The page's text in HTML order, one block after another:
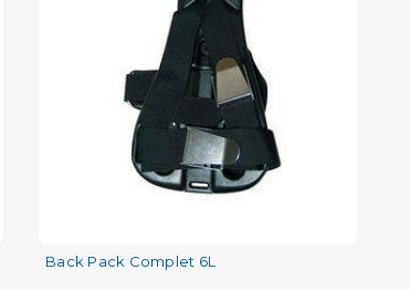
Back Pack Complet 6L